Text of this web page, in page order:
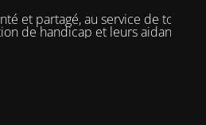
et partagé, au service de toutes
de handicap et leurs aidants.